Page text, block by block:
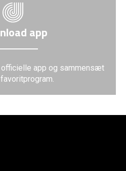
app
app og sammensæt